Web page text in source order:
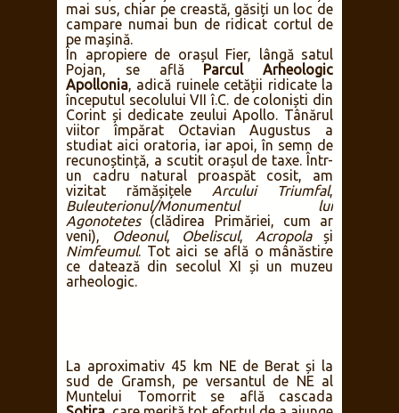
mai sus, chiar pe creastă, găsiți un loc de
campare numai bun de ridicat cortul de
pe mașină.
În apropiere de orașul Fier, lângă satul
Pojan, se află Parcul Arheologic
Apollonia, adică ruinele cetății ridicate la
începutul secolului VII î.C. de coloniști din
Corint și dedicate zeului Apollo. Tânărul
viitor împărat Octavian Augustus a
studiat aici oratoria, iar apoi, în semn de
recunoștință, a scutit orașul de taxe. Într-
un cadru natural proaspăt cosit, am
vizitat rămășițele Arcului Triumfal,
Buleuterionul/Monumentul lui
Agonotetes(clădirea Primăriei, cum ar
veni),
Odeonul, Obeliscul, Acropolași
Nimfeumul. Tot aici se află o mânăstire
ce datează din secolul XI și un muzeu
arheologic.
La aproximativ 45 km NE de Berat și la
sud de Gramsh, pe versantul de NE al
Muntelui Tomorrit se află cascada